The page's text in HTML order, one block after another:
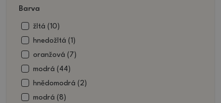
Barva
žltá (10)
hnedožltá (1)
oranžová (7)
modrá (44)
hnědomodrá (2)
modrá (8)